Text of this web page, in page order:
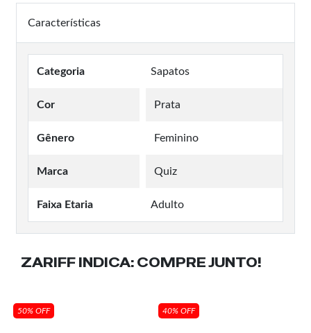
Características
Categoria Sapatos
Cor Prata
Gênero Feminino
Marca Quiz
Faixa Etaria Adulto
ZARIFF INDICA: COMPRE JUNTO!
50% OFF 40% OFF